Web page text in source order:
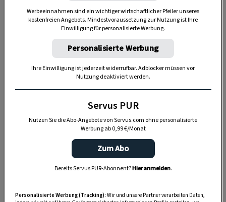
„Servus Garten“ auf WhatsApp
Nutzen Sie WhatsApp auf Ihrem Handy und lieben es, auf
unserem kostenlosen WhatsApp-Kanal finden Sie täglich
Werbeeinnahmen sind ein wichtiger wirtschaftlicher Pfeiler unseres
kostenfreien Angebots. Mindestvoraussetzung zur Nutzung ist Ihre
Einwilligung für personalisierte Werbung.
Personalisierte Werbung
Ihre Einwilligung ist jederzeit widerrufbar. Adblocker müssen vor
Nutzung deaktiviert werden.
Servus PUR
Nutzen Sie die Abo-Angebote von Servus.com ohne personalisierte
Werbung ab 0,99 €/Monat
Zum Abo
Bereits Servus PUR-Abonnent?Hier anmelden.
Personalisierte Werbung (Tracking): Wir und unsere Partner verarbeiten Daten,